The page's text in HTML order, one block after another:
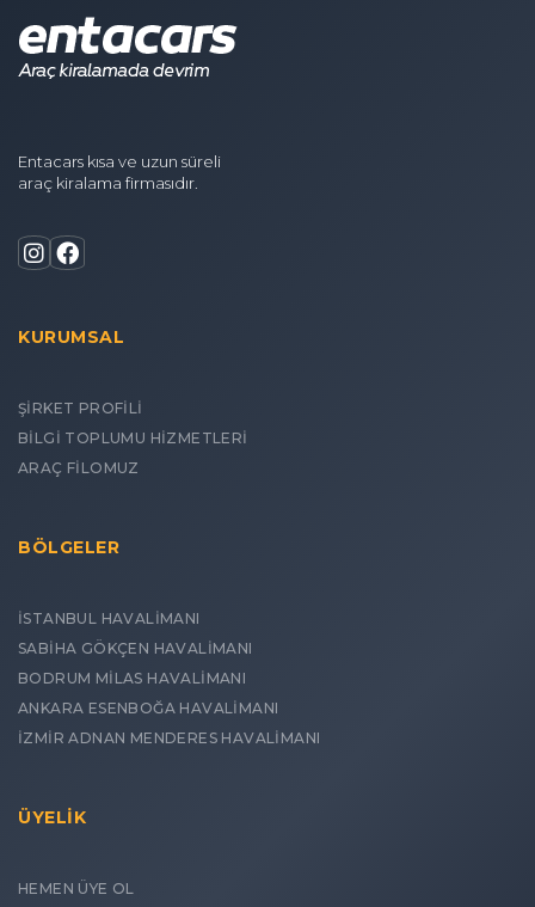
Entacars kısa ve uzun süreli
araç kiralama firmasıdır.
KURUMSAL
ŞİRKET PROFİLİ
BİLGİ TOPLUMU HİZMETLERİ
ARAÇ FİLOMUZ
BÖLGELER
İSTANBUL HAVALİMANI
SABİHA GÖKÇEN HAVALİMANI
BODRUM MİLAS HAVALİMANI
ANKARA ESENBOĞA HAVALİMANI
İZMİR ADNAN MENDERES HAVALİMANI
ÜYELİK
HEMEN ÜYE OL